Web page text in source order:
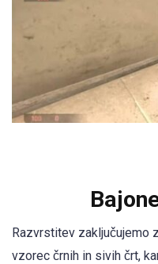
Razvrstitev zaključujemo
vzorec črnih in sivih črt,